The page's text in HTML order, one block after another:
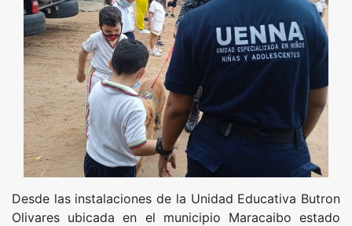
Desde las instalaciones de la Unidad Educativa Butron
Olivares ubicada en el municipio Maracaibo estado